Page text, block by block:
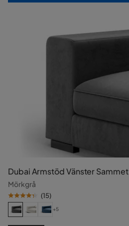
Dubai Armstöd Vänster Sammet
Mörkgrå
(15)
+5